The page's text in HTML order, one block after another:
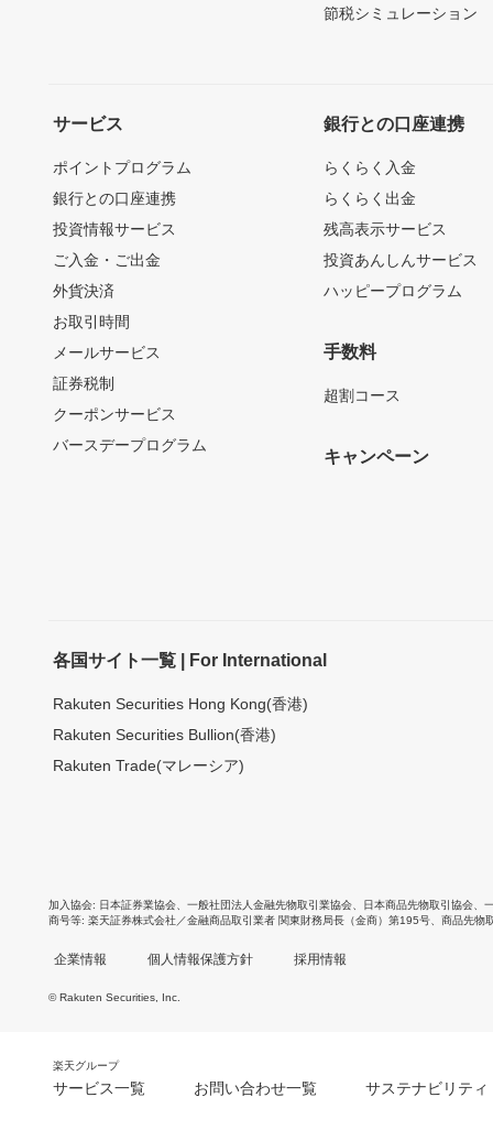
節税シミュレーション
サービス
ポイントプログラム
銀行との口座連携
投資情報サービス
ご入金・ご出金
外貨決済
お取引時間
メールサービス
証券税制
クーポンサービス
バースデープログラム
銀行との口座連携
らくらく入金
らくらく出金
残高表示サービス
投資あんしんサービス
ハッピープログラム
手数料
超割コース
キャンペーン
各国サイト一覧 | For International
Rakuten Securities Hong Kong(香港)
Rakuten Securities Bullion(香港)
Rakuten Trade(マレーシア)
加入協会 日本証券業協会 一般社団法人金融先物取引業協会 日本商品先物取引協会
商号等 楽天証券株式会社／金融商品取引業者 関東財務局長（金商）第195号、商品先物
企業情報 個人情報保護方針 採用情報
© Rakuten Securities, Inc.
楽天グループ
サービス一覧 お問い合わせ一覧 サステナビリティ